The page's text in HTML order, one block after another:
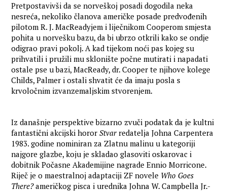
Pretpostavivši da se norveškoj posadi dogodila neka
nesreća, nekoliko članova američke posade predvođenih
pilotom R. J. MacReadyjem i liječnikom Cooperom smjesta
pohita u norvešku bazu, da bi ubrzo otkrili kako se ondje
odigrao pravi pokolj. A kad tijekom noći pas kojeg su
prihvatili i pružili mu sklonište počne mutirati i napadati
ostale pse u bazi, MacReady, dr. Cooper te njihove kolege
Childs, Palmer i ostali shvatit će da imaju posla s
krvoločnim izvanzemaljskim stvorenjem.
Iz današnje perspektive bizarno zvuči podatak da je kultni
fantastični akcijski hororStvarredatelja Johna Carpentera
1983. godine nominiran za Zlatnu malinu u kategoriji
najgore glazbe, koju je skladao glasoviti oskarovac i
dobitnik Počasne Akademijine nagrade Ennio Morricone.
Riječ je o maestralnoj adaptaciji ZF novele Who Goes
There?američkog pisca i urednika Johna W. Campbella Jr.-